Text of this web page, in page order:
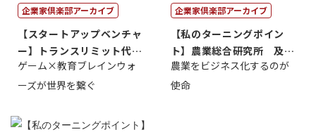
企業家倶楽部アーカイブ
【スタートアップベンチャ
ー】トランスリミット代表
取締役社長 ...
ゲーム×教育ブレインウォ
ーズが世界を繋ぐ
企業家倶楽部アーカイブ
【私のターニングポイン
ト】農業総合研究所 及川
智正
農業をビジネス化するのが
使命